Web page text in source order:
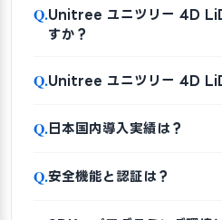
Q.Unitree ユニツリー 4D
すか？
Q.Unitree ユニツリー 4D
Q.日本国内導入実績は？
Q.安全機能と認証は？